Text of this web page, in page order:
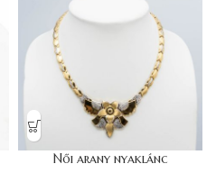
Női arany nyaklánc